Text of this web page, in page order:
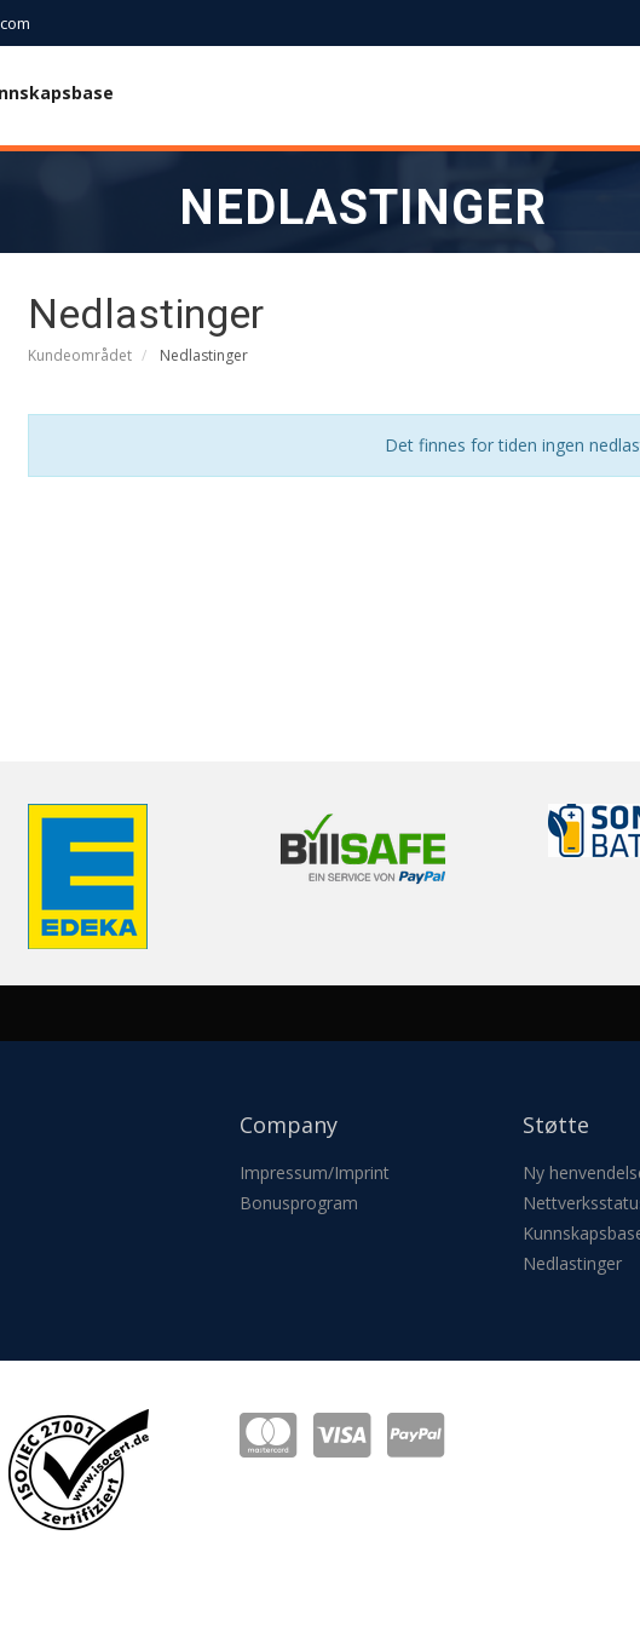
NEDLASTINGER
Nedlastinger
Kundeområdet Nedlastinger
Det finnes for tiden ingen
Company
Impressum/Imprint
Bonusprogram
Støtte
Ny
Nedlastinger